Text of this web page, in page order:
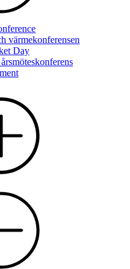
värmekonferensen
Day